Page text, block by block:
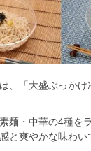
、「大盛ぶっかけ
麺・中華の4種を
と爽やかな味わい